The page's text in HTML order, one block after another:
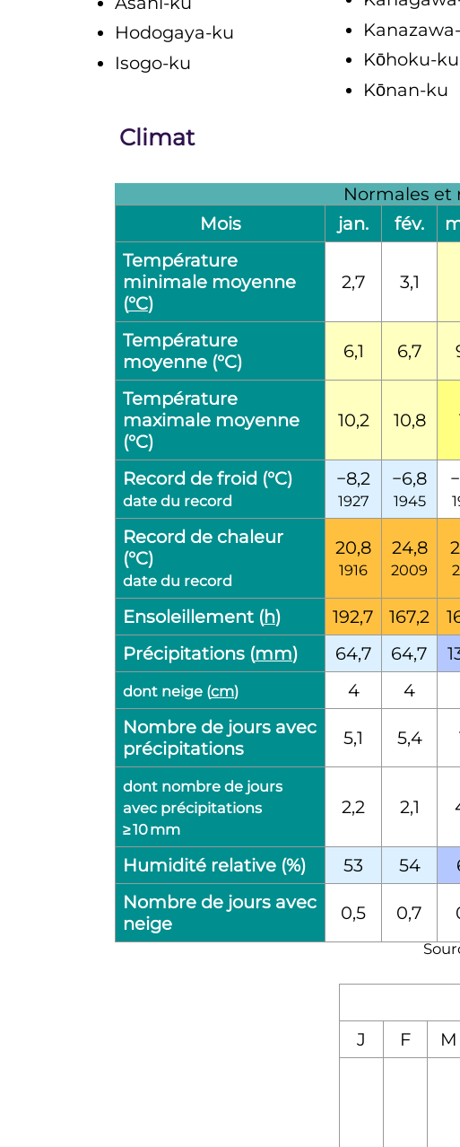
Hodogaya-ku
Isogo-ku
Kōhoku-ku
Kōnan-ku
Climat
Normales et
Mois
jan. fév.
Température
minimale moyenne
(°C)
2,7 3,1
Température
moyenne (°C)
6,1 6,7
Température
maximale moyenne
(°C)
10,2 10,8
Record de froid (°C)
date du record
−8,2
1927
−6,8
1945
Record de chaleur
(°C)
date du record
20,8
1916
24,8
2009
Ensoleillement (h) 192,7 167,2
Précipitations (mm) 64,7 64,7
dont neige (cm) 4 4
Nombre de jours avec
précipitations
5,1 5,4
dont nombre de jours
avec précipitations
≥ 10 mm
2,2 2,1
Humidité relative (%) 53 54
Nombre de jours avec
neige
0,5 0,7
J
F M